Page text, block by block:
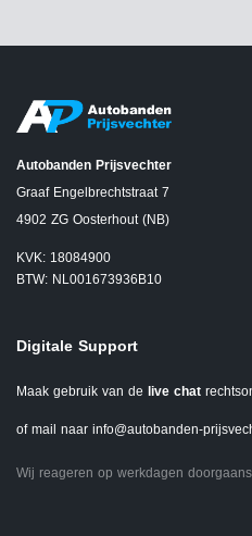
Autobanden Prijsvechter
Graaf Engelbrechtstraat 7
4902 ZG Oosterhout (NB)
KVK: 18084900
BTW: NL001673936B10
Digitale Support
Maak gebruik van de live chat
of mail naar info@autobanden-
Wij reageren op werkdagen